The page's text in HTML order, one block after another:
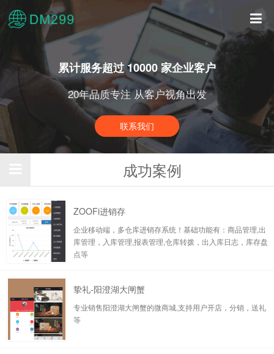
累计服务超过 10000 家企业客户
20年品质专注 从客户视角出发
联系我们
成功案例
ZOOFi进销存
企业移动端，多仓库进销存系统！基础功能有：商品管理,出
库管理，入库管理,报表管理,仓库转拨，出入库日志，库存盘
点等
挚礼-阳澄湖大闸蟹
专业销售阳澄湖大闸蟹的微商城,支持用户开店，分销，送礼
等